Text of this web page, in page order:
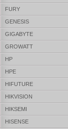
FURY
GENESIS
GIGABYTE
GROWATT
HP
HPE
HIFUTURE
HIKVISION
HIKSEMI
HISENSE